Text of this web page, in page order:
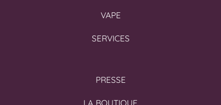
VAPE
SERVICES
PRESSE